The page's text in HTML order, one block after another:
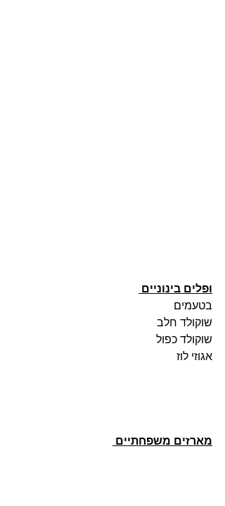
ופלים בינוניים
בטעמים
שוקולד חלב
שוקולד כפול
אגוזי לוז
מארזים משפחתיים